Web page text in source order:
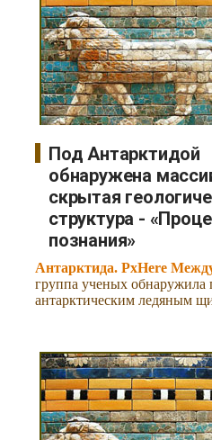
Под Антарктидой
обнаружена
скрытая
структура -
познания»
Антарктида. PxHere
группа ученых обнаружила
антарктическим ледяным